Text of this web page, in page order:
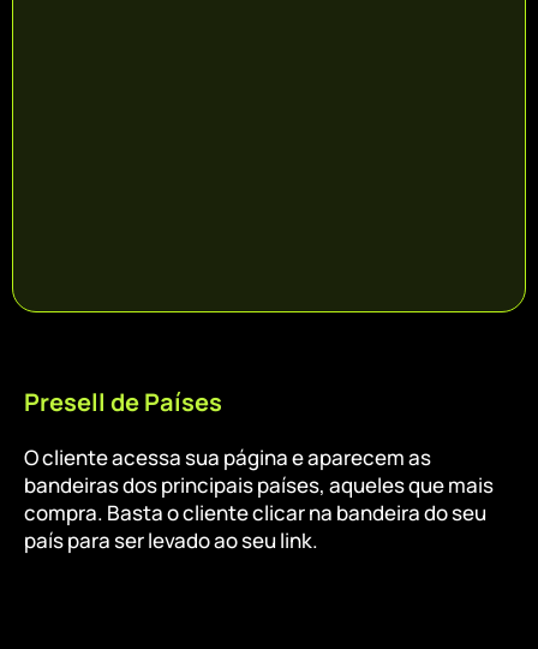
Presell de Países
O cliente acessa sua página e aparecem as
bandeiras dos principais países, aqueles que mais
compra. Basta o cliente clicar na bandeira do seu
país para ser levado ao seu link.